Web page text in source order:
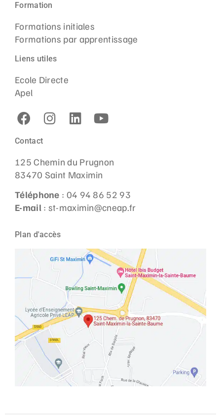
Formation
Formations initiales
Formations par apprentissage
Liens utiles
Ecole Directe
Apel
Contact
125 Chemin du Prugnon
83470 Saint Maximin
Téléphone : 04 94 86 52 93
E-mail : st-maximin@cneap.fr
Plan d'accès